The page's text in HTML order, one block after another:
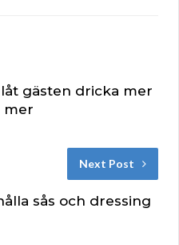
gästen dricka mer
mer
Next Post
sås och dressing